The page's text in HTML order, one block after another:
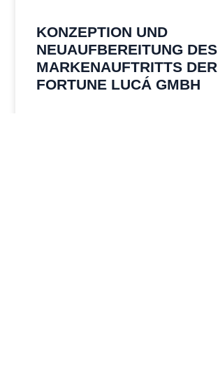
KONZEPTION UND
NEUAUFBEREITUNG DES
MARKENAUFTRITTS DER
FORTUNE LUCÁ GMBH